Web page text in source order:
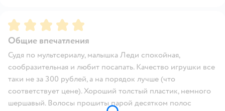
Рейтинг:5
Общие впечатления
Судя по мультсериалу, малышка Леди спокойная,
сообразительная и любит посапать. Качество игрушки все
таки не за 300 рублей, а на порядок лучше (что
соответствует цене). Хороший толстый пластик, немного
шершавый. Волосы прошиты парой десятком полос